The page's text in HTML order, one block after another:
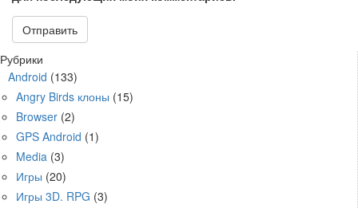
Рубрики
Android (133)
Angry Birds клоны (15)
Browser (2)
GPS Android (1)
Media (3)
Игры (20)
Игры 3D. RPG (3)